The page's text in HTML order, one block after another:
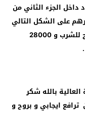
الجزء الثاني من
فقد تم تحويل مبلغ ،52773451 درهم على الشكل التالي
مبلغ 499734،51 درهم للتزود بالماء الصالح للشرب و 28000
بالله شكر
ايجابي و بروح و